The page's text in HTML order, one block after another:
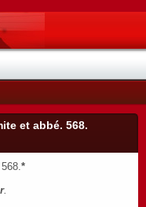
et abbé. 568.
*
.